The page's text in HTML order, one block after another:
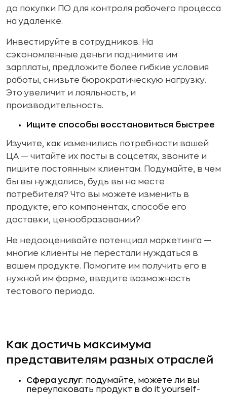
до покупки ПО для контроля рабочего процесса
на удаленке.
Инвестируйте в сотрудников. На
сэкономленные деньги поднимите им
зарплаты, предложите более гибкие условия
работы, снизьте бюрократическую нагрузку.
Это увеличит и лояльность, и
производительность.
Ищите способы восстановиться быстрее
Изучите, как изменились потребности вашей
ЦА — читайте их посты в соцсетях, звоните и
пишите постоянным клиентам. Подумайте, в чем
бы вы нуждались, будь вы на месте
потребителя? Что вы можете изменить в
продукте, его компонентах, способе его
доставки, ценообразовании?
Не недооценивайте потенциал маркетинга —
многие клиенты не перестали нуждаться в
вашем продукте. Помогите им получить его в
нужной им форме, введите возможность
тестового периода.
Как достичь максимума
представителям разных отраслей
Сфера услуг: подумайте, можете ли вы
переупаковать продукт в do it yourself-